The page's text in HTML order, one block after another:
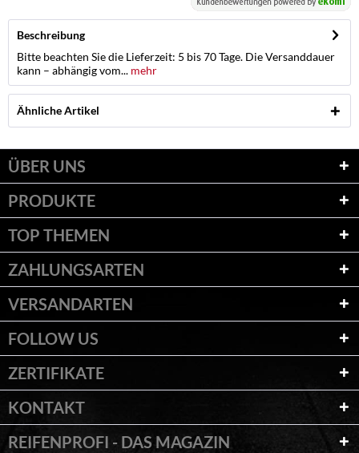
Beschreibung
Bitte beachten Sie die Lieferzeit: 5 bis 70 Tage. Die Versanddauer
kann – abhängig vom... mehr
Ähnliche Artikel
ÜBER UNS
PRODUKTE
TOP THEMEN
ZAHLUNGSARTEN
VERSANDARTEN
FOLLOW US
ZERTIFIKATE
KONTAKT
REIFENPROFI - DAS MAGAZIN